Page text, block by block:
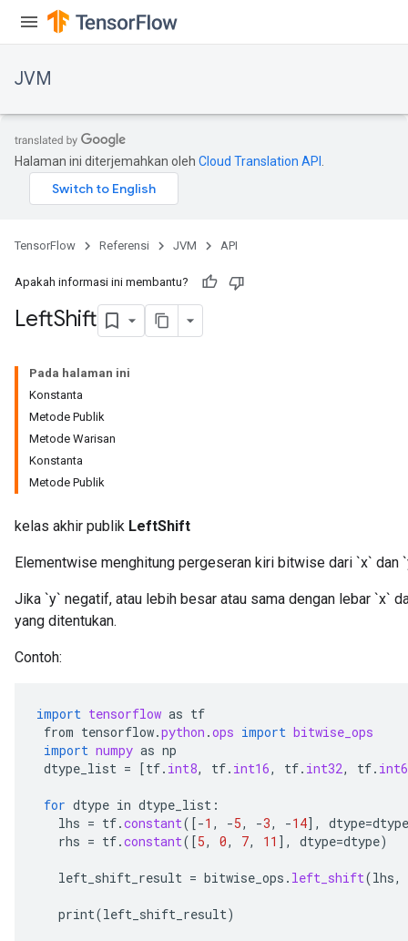
JVM
Halaman ini diterjemahkan oleh Cloud Translation API
TensorFlow Referensi JVM API
Apakah informasi ini membantu?
LeftShift
Pada halaman ini
Konstanta
Metode Publik
Metode Warisan
Konstanta
Metode Publik
kelas akhir publik LeftShift
Elementwise menghitung pergeseran kiri bitwise dari `x` dan
Jika `y` negatif, atau lebih besar atau sama dengan lebar `x`
yang ditentukan.
Contoh:
import tensorflow as tf
from tensorflow.python .ops import bitwise_ops
import numpy as np
dtype_list = [tf. int8, tf. int16, tf. int32, tf.
for dtype in dtype_list :
lhs = tf.constant( [-1 , -5, -3, -14] , dtype=dtype
rhs = tf.constant( [5, 0, 7, 11 ] , dtype=dtype)
left_shift_result = bitwise_ops . left_shift(lhs,
print(left_shift_result)